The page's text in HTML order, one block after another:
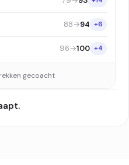
88→94 +6
96→100 +4
gecoacht